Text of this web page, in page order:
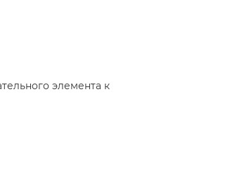
элемента к